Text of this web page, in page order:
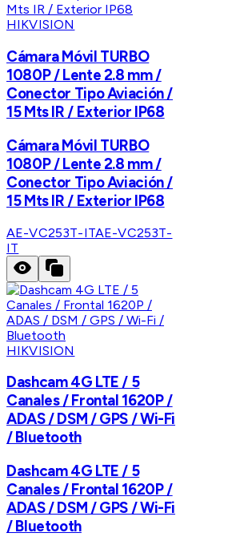
HIKVISION
Cámara Móvil TURBO
1080P / Lente 2.8 mm /
Conector Tipo Aviación /
15 Mts IR / Exterior IP68
Cámara Móvil TURBO
1080P / Lente 2.8 mm /
Conector Tipo Aviación /
15 Mts IR / Exterior IP68
AE-VC253T-ITAE-VC253T-
IT
HIKVISION
Dashcam 4G LTE / 5
Canales / Frontal 1620P /
ADAS / DSM / GPS / Wi-Fi
/ Bluetooth
Dashcam 4G LTE / 5
Canales / Frontal 1620P /
ADAS / DSM / GPS / Wi-Fi
/ Bluetooth